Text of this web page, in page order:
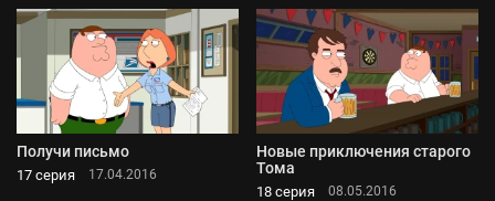
Получи письмо
17 серия 17.04.2016
Новые приключения старого
Тома
18 серия 08.05.2016